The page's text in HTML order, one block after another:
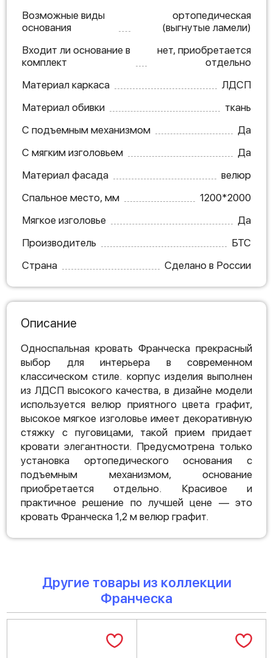
Возможные виды
основания
ортопедическая
(выгнутые ламели)
Входит ли основание в
комплект
нет, приобретается
отдельно
Материал каркаса
ЛДСП
Материал обивки
ткань
С подъемным механизмом
Да
С мягким изголовьем
Да
Материал фасада
велюр
Спальное место, мм
1200*2000
Мягкое изголовье
Да
Производитель
БТС
Страна
Сделано в России
Описание
Односпальная кровать Франческа прекрасный
выбор для интерьера в современном
классическом стиле. корпус изделия выполнен
из ЛДСП высокого качества, в дизайне модели
используется велюр приятного цвета графит,
высокое мягкое изголовье имеет декоративную
стяжку с пуговицами, такой прием придает
кровати элегантности. Предусмотрена только
установка ортопедического основания с
подъемным механизмом, основание
приобретается отдельно. Красивое и
практичное решение по лучшей цене — это
кровать Франческа 1,2 м велюр графит.
Другие товары из коллекции
Франческа